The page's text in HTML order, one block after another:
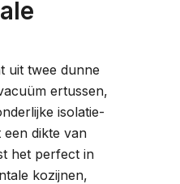
uit twee dunne
ertussen,
isolatie-
een dikte van
het perfect in
kozijnen,